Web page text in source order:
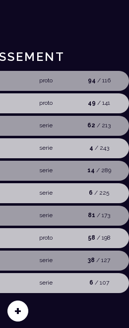
proto 94 / 116
proto 49 / 141
serie 62 / 213
serie 4 / 243
serie 14 / 289
serie 6 / 225
serie 81 / 173
proto 58 / 198
serie 38 / 127
serie 6 / 107
+